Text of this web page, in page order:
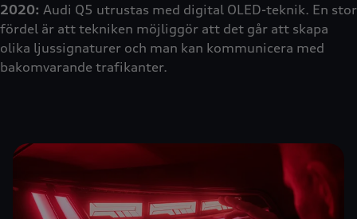
2020: Audi Q5 utrustas med digital OLED-teknik. En stor
fördel är att tekniken möjliggör att det går att skapa
olika ljussignaturer och man kan kommunicera med
bakomvarande trafikanter.